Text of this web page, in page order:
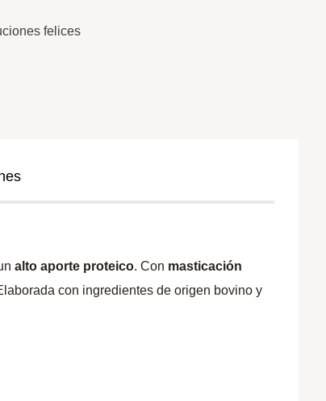
felices
alto aporte proteico. Con masticación
con ingredientes de origen bovino y